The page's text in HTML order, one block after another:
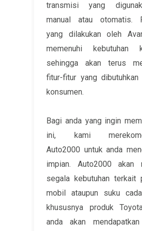
transmisi yang
manual atau otomatis.
yang dilakukan oleh
memenuhi kebutuhan
sehingga akan terus
fitur-fitur yang
konsumen.
Bagi anda yang ingin
ini, kami
Auto2000 untuk anda
impian. Auto2000 akan
segala kebutuhan terkait
mobil ataupun suku
khususnya produk
anda akan